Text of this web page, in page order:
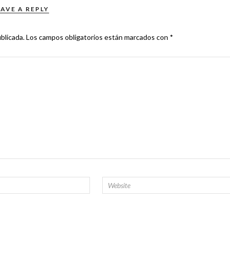
A REPLY
Los campos obligatorios están marcados con *